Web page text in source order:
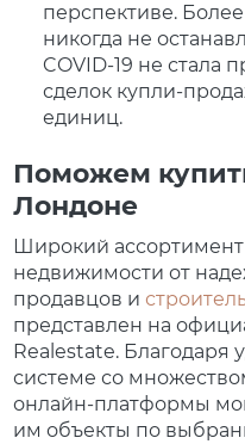
перспективе.
никогда не
COVID-19 не стала
сделок купли-
единиц.
Поможем
Лондоне
Широкий
недвижимости от
продавцов и
представлен на
Realestate. Благодаря
системе со
онлайн-платформы
им объекты по